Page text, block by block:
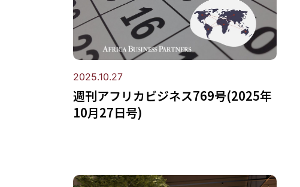
2025.10.27
週刊アフリカビジネス769号(2025年
10月27日号)